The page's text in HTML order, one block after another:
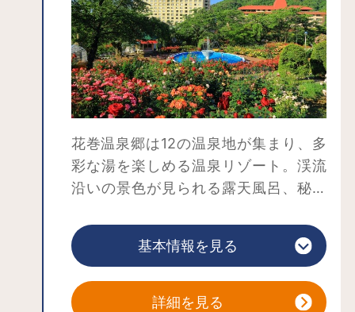
花巻温泉郷は12の温泉地が集まり、多
彩な湯を楽しめる温泉リゾート。渓流
沿いの景色が見られる露天風呂、秘湯
地がたくさんあります。どこか懐かし
く落ち着きのある「台温泉」、長い歴
る「大沢温泉」など、それぞれの特徴
基本情報を見る
詳細を見る